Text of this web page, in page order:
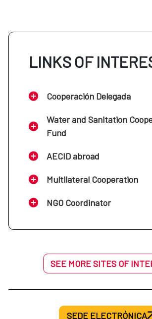
LINKS OF
Cooperación Delegada
Water and Sanitation
Fund
AECID abroad
Multilateral Cooperation
NGO Coordinator
SEE MORE SITES OF
SEDE ELECTRÓNICA